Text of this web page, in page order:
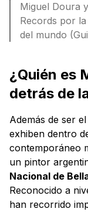
Miguel Doura
Records por
del mundo
¿Quién es
detrás de
Además de ser
exhiben dentro
contemporáneo
un pintor
Nacional de
Reconocido a
han recorrido